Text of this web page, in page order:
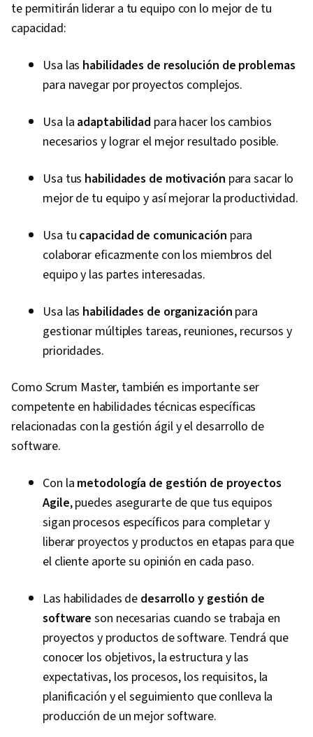
Change, Coaching, Prioritization, Agile Product
Team Building, Agile Methodology, Waterfall
Methodology, Influencing, Smart Goals,
Facilitation, Project Documentation,
Communication Planning, Stakeholder
Discussion Facilitation, AI Enablement,
Organizational Structure, Strategic Thinking,
Generative AI Agents, Risk Management, Data
Storytelling, Project Controls, Project
Management Software, Project Risk
Issue Tracking, Project Implementation,
Professional Development, Prompt Engineering
Tools, Prompt Engineering, AI literacy,
Setting, Cost Benefit Analysis, Accountability
Frameworks, Business Writing, Performance
Metric, Resource Management, Budgeting,
Management, Estimation, Risk Management
Framework, Cost Management, Cost
Estimation, Project Schedules
te permitirán liderar a tu equipo con lo mejor de tu
capacidad:
Usa las habilidades de resolución de problemas
para navegar por proyectos complejos.
Usa la adaptabilidad para hacer los cambios
necesarios y lograr el mejor resultado posible.
Usa tus habilidades de motivación para sacar lo
mejor de tu equipo y así mejorar la productividad.
Usa tu capacidad de comunicación para
colaborar eficazmente con los miembros del
equipo y las partes interesadas.
Usa las habilidades de organización para
gestionar múltiples tareas, reuniones, recursos y
prioridades.
Como Scrum Master, también es importante ser
competente en habilidades técnicas específicas
relacionadas con la gestión ágil y el desarrollo de
software.
Con la metodología de gestión de proyectos
Agile, puedes asegurarte de que tus equipos
sigan procesos específicos para completar y
liberar proyectos y productos en etapas para que
el cliente aporte su opinión en cada paso.
Las habilidades de desarrollo y gestión de
software son necesarias cuando se trabaja en
proyectos y productos de software. Tendrá que
conocer los objetivos, la estructura y las
expectativas, los procesos, los requisitos, la
planificación y el seguimiento que conlleva la
producción de un mejor software.